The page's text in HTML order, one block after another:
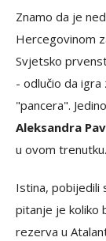
Znamo da je
Hercegovinom
Svjetsko
- odlučio da
"pancera".
Aleksandra
u ovom trenutku.
Istina, pobijedili
pitanje je koliko
rezerva u